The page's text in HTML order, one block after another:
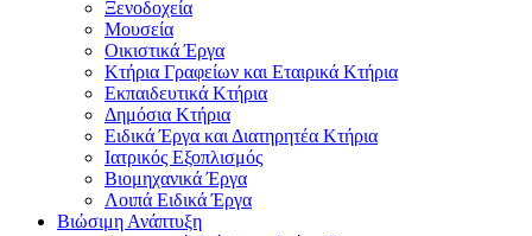
Ξενοδοχεία
Μουσεία
Οικιστικά Έργα
Κτήρια Γραφείων και Εταιρικά Κτήρια
Εκπαιδευτικά Κτήρια
Δημόσια Κτήρια
Ειδικά Έργα και Διατηρητέα Κτήρια
Ιατρικός Εξοπλισμός
Βιομηχανικά Έργα
Λοιπά Ειδικά Έργα
Βιώσιμη Ανάπτυξη